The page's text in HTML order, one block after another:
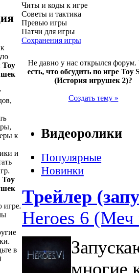
Toy
к
и
Toy
игре.
в
Читы и коды к игре
Советы и тактика
Превью игры
Патчи для игры
Сохранения игры
Не давно у нас открылся форум.
есть, что обсудить по игре Toy
(История игрушек 2)?
Создать тему »
Видеоролики
Популярные
Новинки
Трейлер
Heroes 6 (Меч
многие